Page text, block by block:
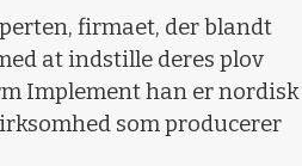
firmaet, der blandt
at indstille deres plov
Implement han er nordisk
som producerer